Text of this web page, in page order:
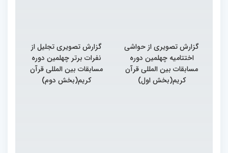
گزارش تصویری از حواشی
اختتامیه چهلمین دوره
مسابقات بین المللی قرآن
کریم(بخش اول)
گزارش تصویری تجلیل از
نفرات برتر چهلمین دوره
مسابقات بین المللی قرآن
کریم(بخش دوم)